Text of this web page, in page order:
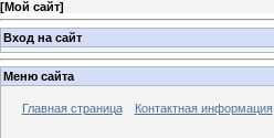
[Мой сайт]
Вход на сайт
Меню сайта
Главная страница Контактная информация